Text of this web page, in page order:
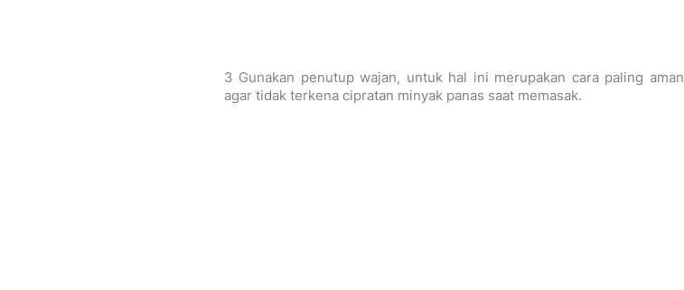
3 Gunakan penutup wajan, untuk hal ini merupakan cara paling aman
agar tidak terkena cipratan minyak panas saat memasak.